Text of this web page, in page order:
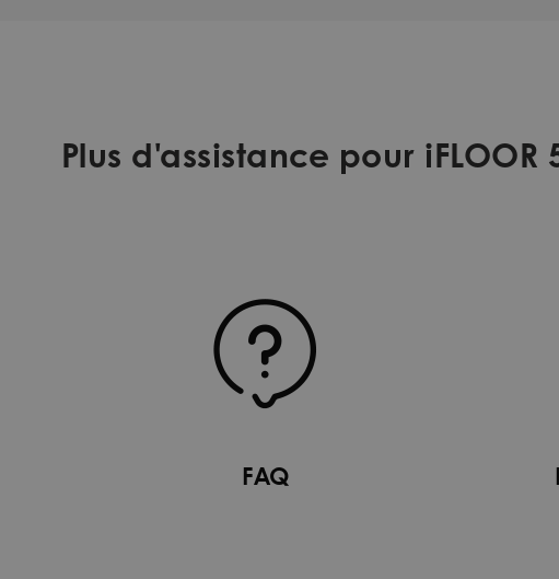
Plus d'assistance pour iFLOOR
FAQ